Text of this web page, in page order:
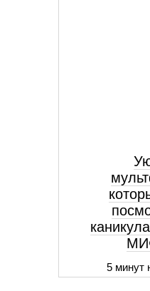
5 минут